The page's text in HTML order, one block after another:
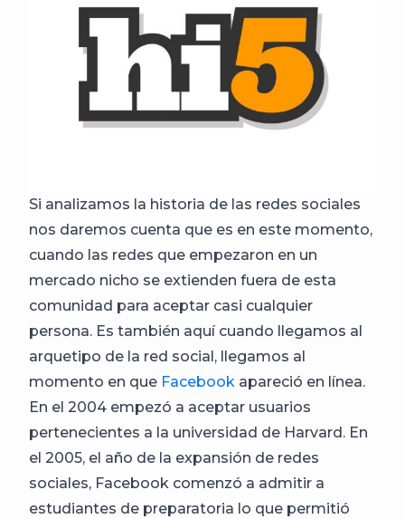
Si analizamos la historia de las redes sociales
nos daremos cuenta que es en este momento,
cuando las redes que empezaron en un
mercado nicho se extienden fuera de esta
comunidad para aceptar casi cualquier
persona. Es también aquí cuando llegamos al
arquetipo de la red social, llegamos al
momento en que Facebook apareció en línea.
En el 2004 empezó a aceptar usuarios
pertenecientes a la universidad de Harvard. En
el 2005, el año de la expansión de redes
sociales, Facebook comenzó a admitir a
estudiantes de preparatoria lo que permitió